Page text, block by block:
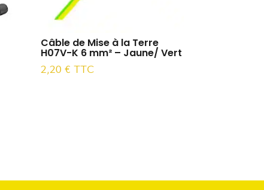
Câble de Mise à la Terre
H07V-K 6 mm² – Jaune/ Vert
2,20€TTC